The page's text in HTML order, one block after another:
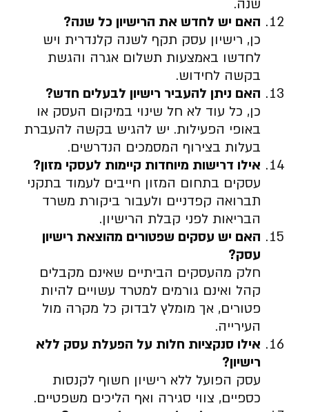
שנה.
האם יש לחדש את הרישיון כל שנה?
כן, רישיון עסק תקף לשנה קלנדרית ויש
לחדשו באמצעות תשלום אגרה והגשת
בקשה לחידוש.
האם ניתן להעביר רישיון לבעלים חדש?
כן, כל עוד לא חל שינוי במיקום העסק או
באופי הפעילות. יש להגיש בקשה להעברת
בעלות בצירוף המסמכים הנדרשים.
אילו דרישות מיוחדות קיימות לעסקי מזון?
עסקים בתחום המזון חייבים לעמוד בתקני
תברואה קפדניים ולעבור ביקורת משרד
הבריאות לפני קבלת הרישיון.
האם יש עסקים שפטורים מהוצאת רישיון
עסק?
חלק מהעסקים הביתיים שאינם מקבלים
קהל ואינם גורמים למטרד עשויים להיות
פטורים, אך מומלץ לבדוק כל מקרה מול
העירייה.
אילו סנקציות חלות על הפעלת עסק ללא
רישיון?
עסק הפועל ללא רישיון חשוף לקנסות
כספיים, צווי סגירה ואף הליכים משפטיים.